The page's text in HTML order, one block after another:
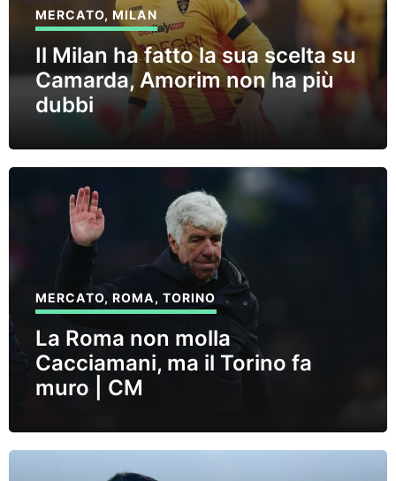
MERCATO,MILAN
Il Milan ha fatto la sua scelta su
Camarda, Amorim non ha più
dubbi
MERCATO,ROMA, TORINO
La Roma non molla
Cacciamani, ma il Torino fa
muro | CM